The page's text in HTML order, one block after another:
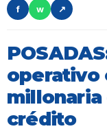
f
w ↗
operativo
crédito